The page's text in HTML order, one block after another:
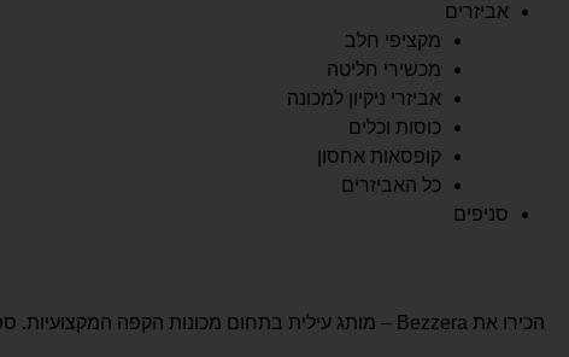
אביזרים
מקציפי חלב
מכשירי חליטה
אביזרי ניקיון למכונה
כוסות וכלים
קופסאות אחסון
כל האביזרים
סניפים
הכירו את Bezzera – מותג עילית בתחום מכונות הקפה המקצועיות. ספורה עם מגוון המכונות של בזארה, כולל מטחנות קפה איכותיות ויוקרתיות.